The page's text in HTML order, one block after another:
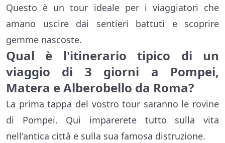
Questo è un tour ideale per i viaggiatori che
amano uscire dai sentieri battuti e scoprire
gemme nascoste.
Qual è l'itinerario tipico di un
viaggio di 3 giorni a Pompei,
Matera e Alberobello da Roma?
La prima tappa del vostro tour saranno le rovine
di Pompei. Qui imparerete tutto sulla vita
nell'antica città e sulla sua famosa distruzione.